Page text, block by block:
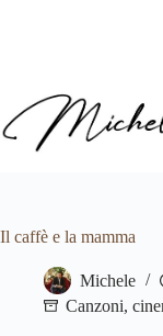
Il caffè e la mamma
Michele
Canzoni,